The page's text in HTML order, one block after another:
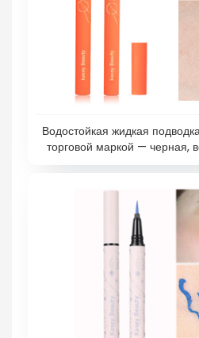
Водостойкая жидкая
торговой маркой — черная,